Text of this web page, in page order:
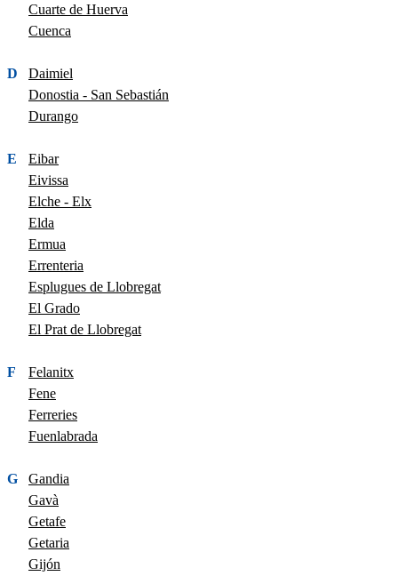
Cuarte de Huerva
Cuenca
D
Daimiel
Donostia - San Sebastián
Durango
E
Eibar
Eivissa
Elche - Elx
Elda
Ermua
Errenteria
Esplugues de Llobregat
El Grado
El Prat de Llobregat
F
Felanitx
Fene
Ferreries
Fuenlabrada
G
Gandia
Gavà
Getafe
Getaria
Gijón